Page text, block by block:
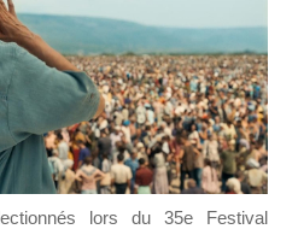
lors du 35e Festival